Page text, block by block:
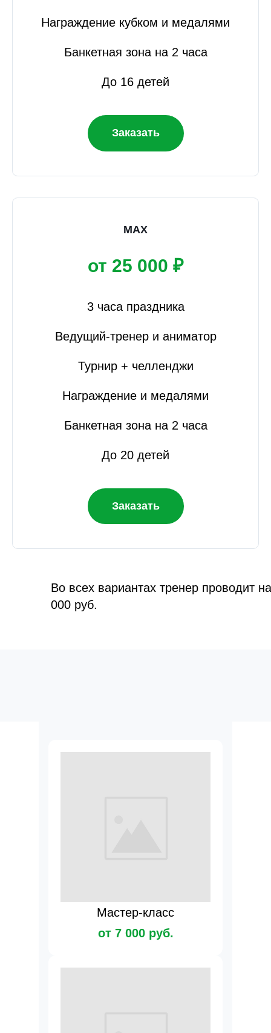
Награждение кубком и медалями
Банкетная зона на 2 часа
До 16 детей
Заказать
MAX
от 25 000 ₽
3 часа праздника
Ведущий-тренер и аниматор
Турнир + челленджи
Награждение и медалями
Банкетная зона на 2 часа
До 20 детей
Заказать
Во всех вариантах тренер проводит
000 руб.
Мастер-класс
от 7 000 руб.